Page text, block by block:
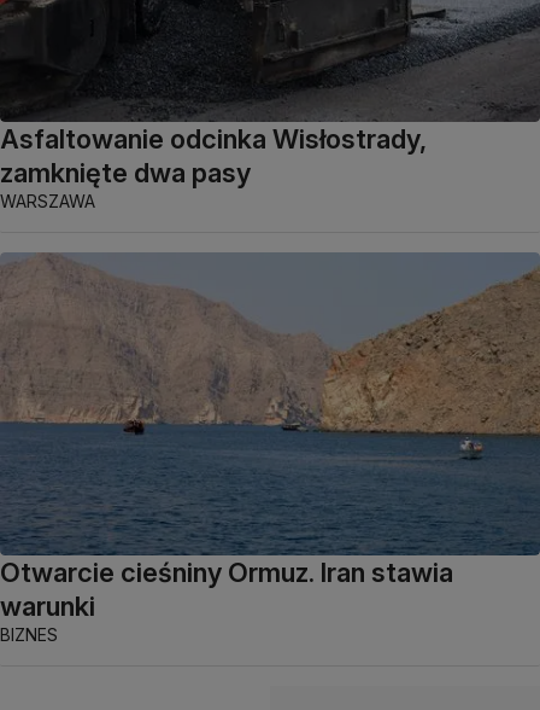
Asfaltowanie odcinka Wisłostrady,
zamknięte dwa pasy
WARSZAWA
Otwarcie cieśniny Ormuz. Iran stawia
warunki
BIZNES